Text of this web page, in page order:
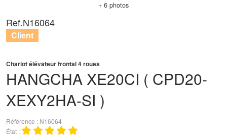
+ 6 photos
HANGCHA XE20CI ( CPD20-
XEXY2HA-SI )
Chariot élévateur frontal 4 roues
Référence
N16064
État
Ref.N16064
Client